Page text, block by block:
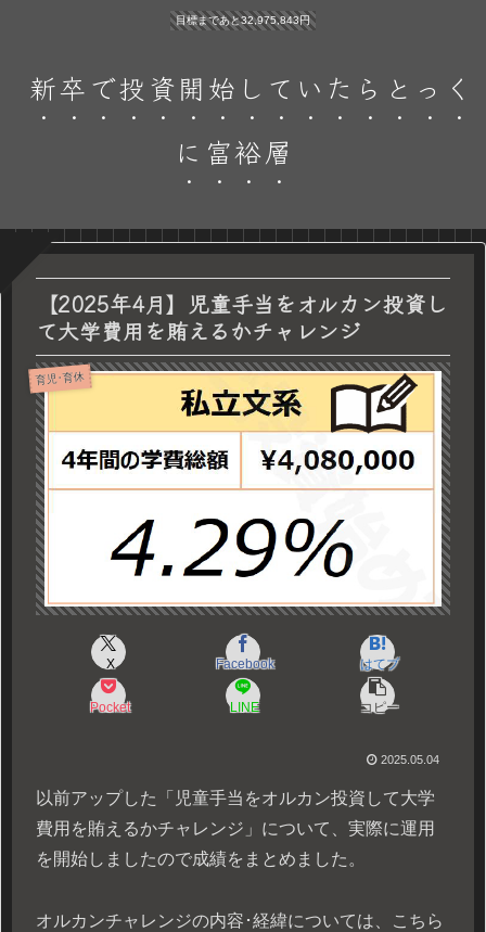
目標まであと32,975,843円
新卒で投資開始していたらとっく
に富裕層
【2025年4月】児童手当をオルカン投資し
て大学費用を賄えるかチャレンジ
育児･育休
X Facebook はてブ
Pocket LINE コピー
2025.05.04
以前アップした「児童手当をオルカン投資して大学
費用を賄えるかチャレンジ」について、実際に運用
を開始しましたので成績をまとめました。
オルカンチャレンジの内容･経緯については、こちら